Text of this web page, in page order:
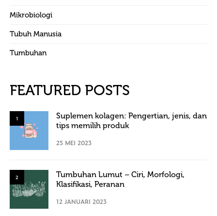
Mikrobiologi
Tubuh Manusia
Tumbuhan
FEATURED POSTS
1
Suplemen kolagen: Pengertian, jenis, dan
tips memilih produk
25 MEI 2023
2
Tumbuhan Lumut – Ciri, Morfologi,
Klasifikasi, Peranan
12 JANUARI 2023